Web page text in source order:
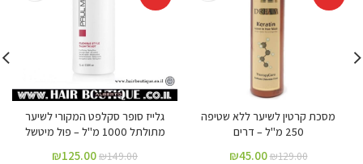
מסכת קרטין לשיער ללא שטיפה
250 מ"ל – דרים
₪129.00
₪45.00
גלייז סופר סקלפט המקורי לשיער
מתולתל 1000 מ"ל – פול מיטשל
₪149.00
₪125.00